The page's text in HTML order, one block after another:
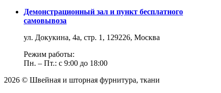
Демонстрационный зал и пункт бесплатного
самовывоза
ул. Докукина, 4а, стр. 1, 129226, Москва
Режим работы:
Пн. – Пт.: с 9:00 до 18:00
2026 © Швейная и шторная фурнитура, ткани